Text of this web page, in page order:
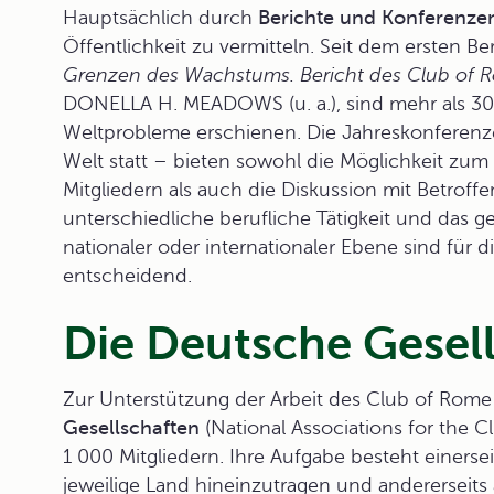
Hauptsächlich durch Berichte und
Öffentlichkeit zu vermitteln. Seit dem ersten
Grenzen des Wachstums. Bericht des Club of
DONELLA H. MEADOWS (u. a.), sind mehr
Weltprobleme erschienen. Die
Welt statt – bieten sowohl die Möglichkeit
Mitgliedern als auch die Diskussion mit
unterschiedliche berufliche Tätigkeit und das
nationaler oder internationaler Ebene sind für
entscheidend.
Die Deutsche
Zur Unterstützung der Arbeit des Club of
Gesellschaften (National Associations for the
1 000 Mitgliedern. Ihre Aufgabe besteht
jeweilige Land hineinzutragen und